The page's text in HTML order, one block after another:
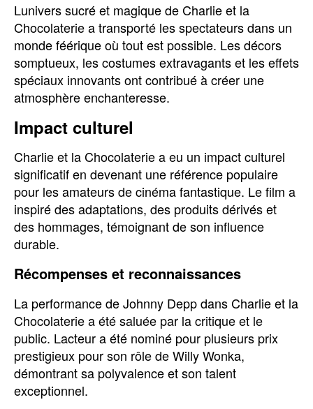
Lunivers sucré et magique de Charlie et la
Chocolaterie a transporté les spectateurs dans un
monde féérique où tout est possible. Les décors
somptueux, les costumes extravagants et les effets
spéciaux innovants ont contribué à créer une
atmosphère enchanteresse.
Impact culturel
Charlie et la Chocolaterie a eu un impact culturel
significatif en devenant une référence populaire
pour les amateurs de cinéma fantastique. Le film a
inspiré des adaptations, des produits dérivés et
des hommages, témoignant de son influence
durable.
Récompenses et reconnaissances
La performance de Johnny Depp dans Charlie et la
Chocolaterie a été saluée par la critique et le
public. Lacteur a été nominé pour plusieurs prix
prestigieux pour son rôle de Willy Wonka,
démontrant sa polyvalence et son talent
exceptionnel.